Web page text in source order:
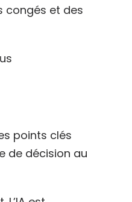
congés et des
points clés
de décision au